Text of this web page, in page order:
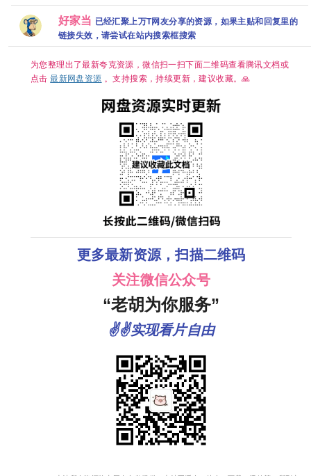
幕】【8集
全】
【14.5G】
【夸克百度
网盘+】
链接
国语中
盘资源
集]
好家当 已经汇聚上万T网友分享的资源，如果主贴和回复里的
链接失效，请尝试在站内搜索框搜索
为您整理出了最新夸克资源，微信扫一扫下面二维码查看腾讯文档或
点击最新网盘资源 。支持搜索，持续更新，建议收藏。🙏
更多最新资源，扫描二维码
关注微信公众号
“老胡为你服务”
✌✌实现看片自由